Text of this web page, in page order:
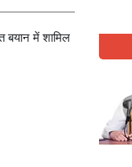
बयान में शामिल